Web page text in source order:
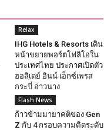
Relax
IHG Hotels & Resorts เดิน
หน้าขยายพอร์ตโฟลิโอใน
ประเทศไทย ประกาศเปิดตัว
ฮอลิเดย์ อินน์ เอ็กซ์เพรส
กระบี่ อ่าวนาง
Flash News
ก้าวข้ามมายาคติของ Gen
Z กับ 4 กรอบความคิดระดับ